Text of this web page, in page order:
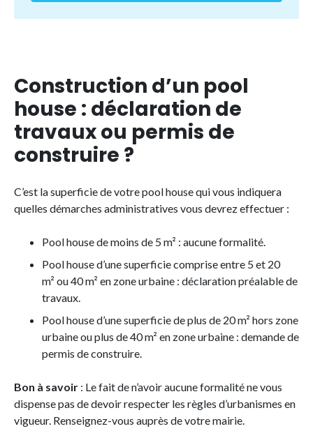
Construction d’un pool
house : déclaration de
travaux ou permis de
construire ?
C’est la superficie de votre pool house qui vous indiquera
quelles démarches administratives vous devrez effectuer :
Pool house de moins de 5 m² : aucune formalité.
Pool house d’une superficie comprise entre 5 et 20
m² ou 40 m² en zone urbaine : déclaration préalable de
travaux.
Pool house d’une superficie de plus de 20 m² hors zone
urbaine ou plus de 40 m² en zone urbaine : demande de
permis de construire.
Bon à savoir : Le fait de n’avoir aucune formalité ne vous
dispense pas de devoir respecter les règles d’urbanismes en
vigueur. Renseignez-vous auprès de votre mairie.